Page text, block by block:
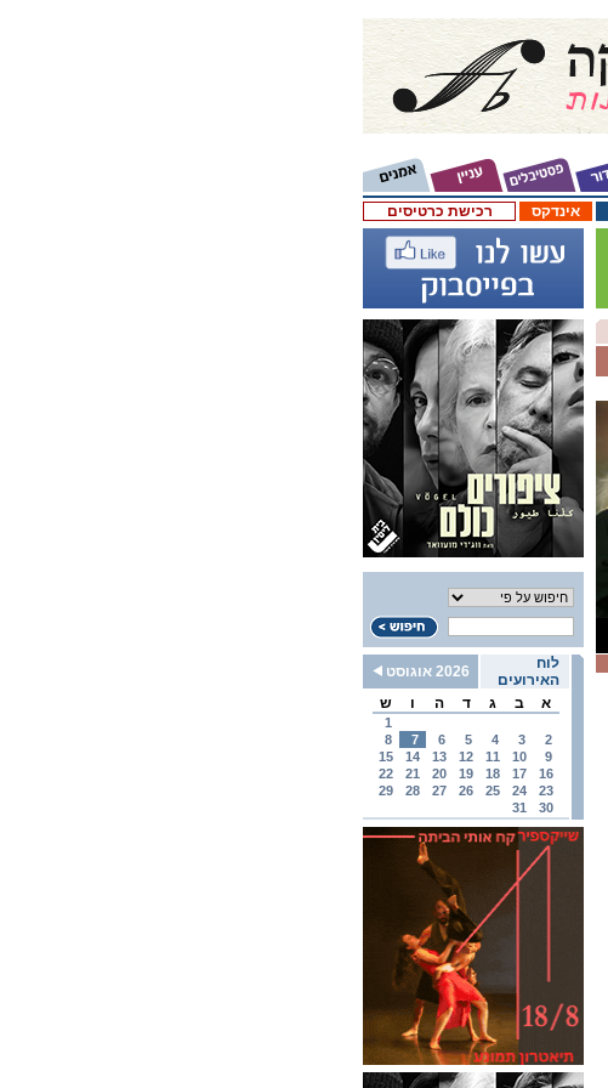
רכישת כרטיסים אינדקס
לוח
האירועים
2026 אוגוסט
א
ב ג ד ה ו ש
1
2
3
4
5
6
7
8
9
10
11
12
13
14
15
16
17
18
19
20
21
22
23
24
25
26
27
28
29
30
31